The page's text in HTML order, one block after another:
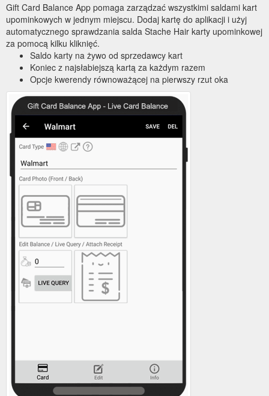
Gift Card Balance App pomaga zarządzać wszystkimi saldami kart
upominkowych w jednym miejscu. Dodaj kartę do aplikacji i użyj
automatycznego sprawdzania salda Stache Hair karty upominkowej
za pomocą kilku kliknięć.
Saldo karty na żywo od sprzedawcy kart
Koniec z najsłabiejszą kartą za każdym razem
Opcje kwerendy równoważącej na pierwszy rzut oka